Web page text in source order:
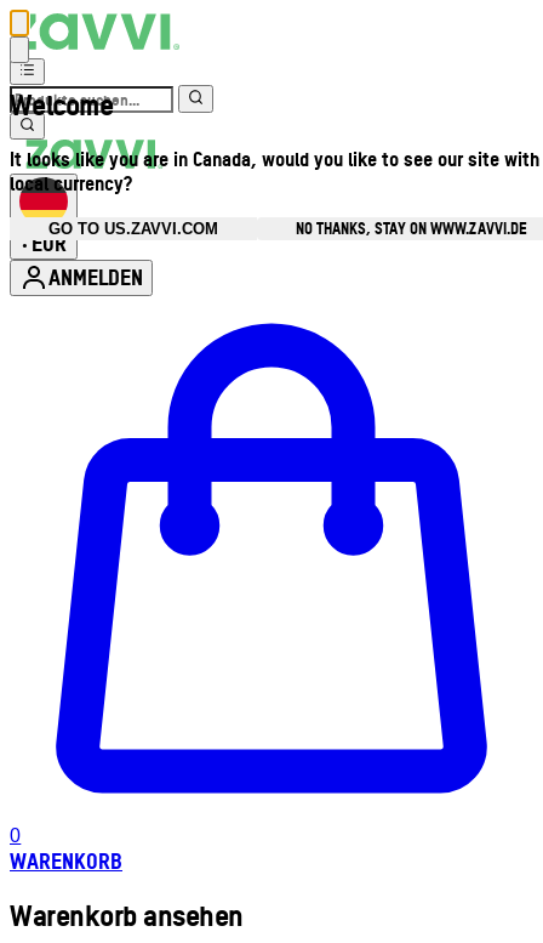
Welcome
It looks like you are in Canada, would you like to see our site with
local currency?
GO TO US.ZAVVI.COM
NO THANKS, STAY ON WWW.ZAVVI.DE
• EUR
ANMELDEN
0
WARENKORB
Warenkorb ansehen